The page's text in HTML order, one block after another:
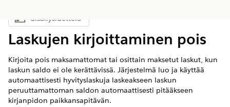
Näytä sisällysluettelo
Sisällysluettelo
Laskujen kirjoittaminen pois
Kirjoita pois maksamattomat tai osittain maksetut laskut, kun
laskun saldo ei ole kerättävissä. Järjestelmä luo ja käyttää
automaattisesti hyvityslaskuja laskeakseen laskun
peruuttamattoman saldon automaattisesti pitääkseen
kirjanpidon paikkansapitävän.